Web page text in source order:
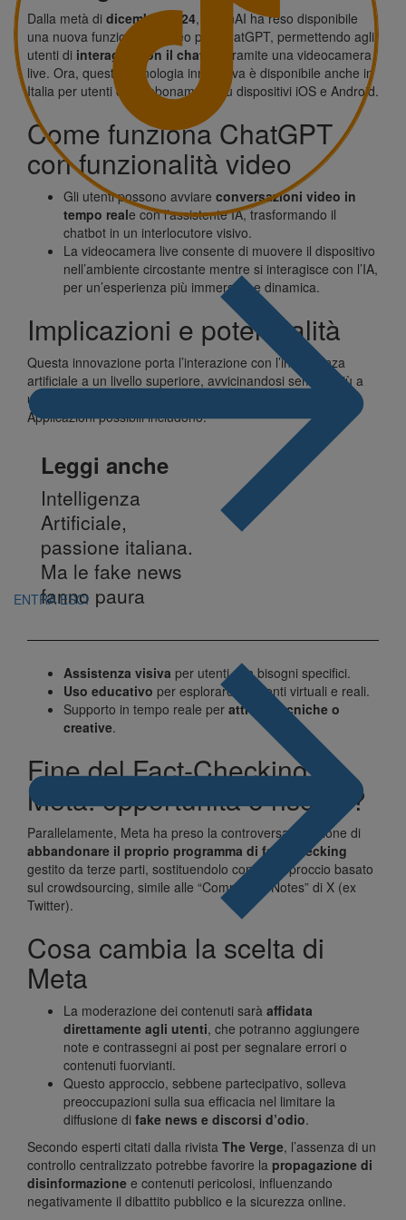
ENTRA ESCI
Dalla metà di dicembre 2024, OpenAI ha reso disponibile
una nuova funzionalità video per ChatGPT, permettendo agli
utenti di interagire con il chatbot
tramite una videocamera
live. Ora, questa tecnologia innovativa è disponibile anche in
Italia per utenti con abbonamenti su dispositivi iOS e Android.
Come funziona ChatGPT
con funzionalità video
Gli utenti possono avviare conversazioni video in
tempo reale con l’assistente IA, trasformando il
chatbot in un interlocutore visivo.
La videocamera live consente di muovere il dispositivo
nell’ambiente circostante mentre si interagisce con l’IA,
per un’esperienza più immersiva e dinamica.
Implicazioni e potenzialità
Questa innovazione porta l’interazione con l’intelligenza
artificiale a un livello superiore, avvicinandosi sempre più a
una comunicazione naturale simile a quella umana.
Applicazioni possibili includono:
Leggi anche
Intelligenza
Artificiale,
passione italiana.
Ma le fake news
fanno paura
Assistenza visiva per utenti con bisogni specifici.
Uso educativo per esplorare ambienti virtuali e reali.
Supporto in tempo reale per attività tecniche o
creative.
Fine del Fact-Checking su
Meta: opportunità o rischio?
Parallelamente, Meta ha preso la controversa decisione di
abbandonare il proprio programma di fact-checking
gestito da terze parti, sostituendolo con un approccio basato
sul crowdsourcing, simile alle “Community Notes” di X (ex
Twitter).
Cosa cambia la scelta di
Meta
La moderazione dei contenuti sarà affidata
direttamente agli utenti, che potranno aggiungere
note e contrassegni ai post per segnalare errori o
contenuti fuorvianti.
Questo approccio, sebbene partecipativo, solleva
preoccupazioni sulla sua efficacia nel limitare la
diffusione di fake news e discorsi d’odio.
Secondo esperti citati dalla rivista The Verge, l’assenza di un
controllo centralizzato potrebbe favorire la propagazione di
disinformazione e contenuti pericolosi, influenzando
negativamente il dibattito pubblico e la sicurezza online.